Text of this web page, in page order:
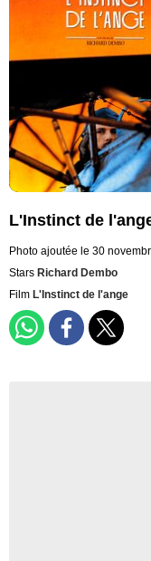
L'Instinct de
Photo ajoutée le 30
Stars Richard Dembo
Film L'Instinct de l'ange